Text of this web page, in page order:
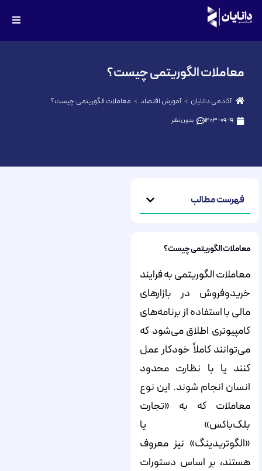
معاملات الگوریتمی چیست؟
آکادمی دانایان آموزش اقتصاد معاملات الگوریتمی چیست؟
1403-09-19 بدون نظر
فهرست مطالب
معاملات الگوریتمی چیست؟
معاملات الگوریتمی به فرایند
خرید‌و‌فروش در بازارهای
مالی با استفاده از برنامه‌های
کامپیوتری اطلاق می‌شود که
می‌توانند کاملاً خودکار عمل
کنند یا با نظارت محدود
انسان انجام شوند. این نوع
معاملات که به «تجارت
بلک‌باکس» یا
«الگوتریدینگ» نیز معروف
هستند، بر اساس دستورات